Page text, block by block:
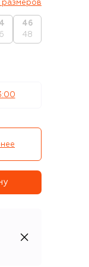
размеров
46
48